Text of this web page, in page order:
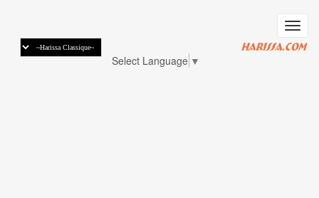
לתוכן
העיקרי
Toggle
navigation
Select Language ▼